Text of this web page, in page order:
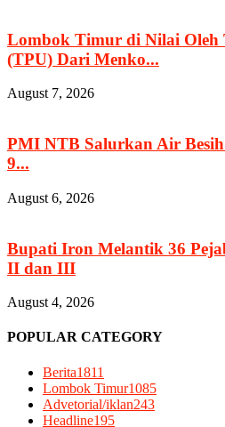
Lombok Timur di Nilai Oleh
(TPU) Dari Menko...
August 7, 2026
PMI NTB Salurkan Air
9...
August 6, 2026
Bupati Iron Melantik 36
II dan III
August 4, 2026
POPULAR CATEGORY
Berita1811
Lombok Timur1085
Advetorial/iklan243
Headline195